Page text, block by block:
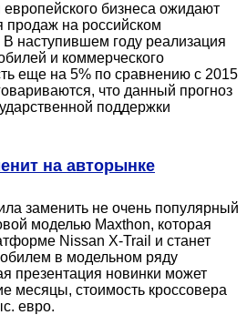
бизнеса ожидают
продаж на российском
наступившем году реализация
и коммерческого
еще на 5% по сравнению с 2015
что данный прогноз
поддержки
на авторынке
заменить не очень популярный
моделью Maxthon, которая
Nissan X-Trail и станет
в модельном ряду
презентация новинки может
месяцы, стоимость кроссовера
евро.